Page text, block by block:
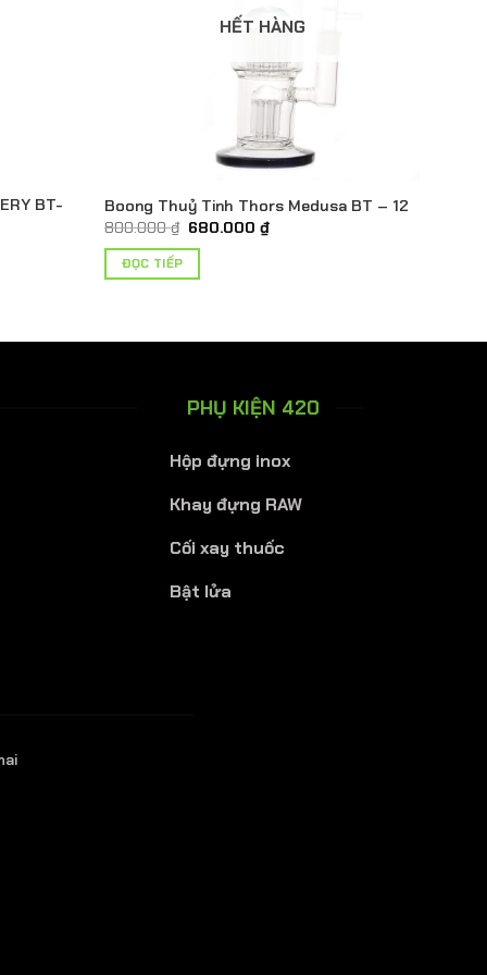
BT-
HẾT HÀNG
Boong Thuỷ Tinh Thors Medusa BT – 12
800.000₫ Giá
là:
680.000₫Giá
ĐỌC TIẾP
PHỤ KIỆN 420
Hộp đựng inox
Khay đựng RAW
Cối xay thuốc
Bật lửa